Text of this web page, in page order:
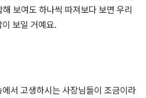
보여도 하나씩 따져보다 보면 우리
보일 거예요.
서 고생하시는 사장님들이 조금이라